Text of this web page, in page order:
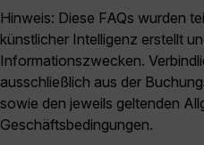
Hinweis: Diese FAQs wurden
künstlicher Intelligenz erstellt
Informationszwecken.
ausschließlich aus der
sowie den jeweils geltenden
Geschäftsbedingungen.